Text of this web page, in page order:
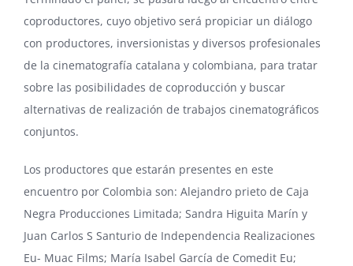
coproductores, cuyo objetivo será propiciar un diálogo
con productores, inversionistas y diversos profesionales
de la cinematografía catalana y colombiana, para tratar
sobre las posibilidades de coproducción y buscar
alternativas de realización de trabajos cinematográficos
conjuntos.
Los productores que estarán presentes en este
encuentro por Colombia son: Alejandro prieto de Caja
Negra Producciones Limitada; Sandra Higuita Marín y
Juan Carlos S Santurio de Independencia Realizaciones
Eu- Muac Films; María Isabel García de Comedit Eu;